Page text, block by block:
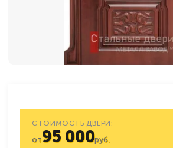
СТОИМОСТЬ ДВЕРИ:
от95 000руб.